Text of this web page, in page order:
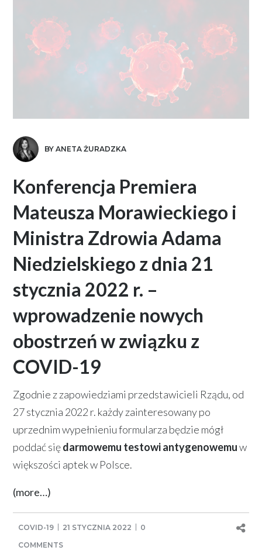
BY ANETA ŻURADZKA
Konferencja Premiera
Mateusza Morawieckiego i
Ministra Zdrowia Adama
Niedzielskiego z dnia 21
stycznia 2022 r. –
wprowadzenie nowych
obostrzeń w związku z
COVID-19
Zgodnie z zapowiedziami przedstawicieli Rządu, od
27 stycznia 2022 r. każdy zainteresowany po
uprzednim wypełnieniu formularza będzie mógł
poddać siędarmowemu testowi antygenowemuw
większości aptek w Polsce.
(more…)
COVID-19 21 STYCZNIA 2022
0
COMMENTS